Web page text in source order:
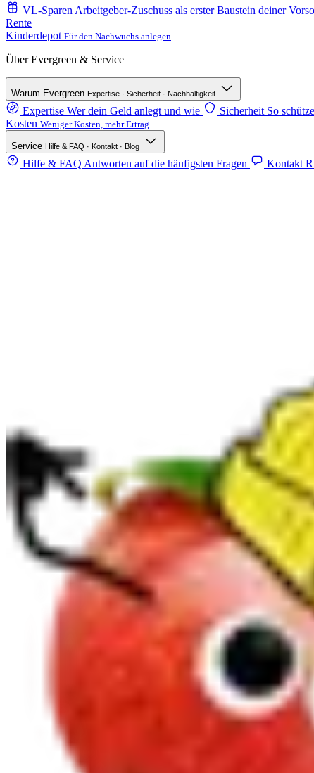
VL-Sparen Arbeitgeber-Zuschuss als erster Baustein deiner
Rente
Kinderdepot Für den Nachwuchs anlegen
Über Evergreen & Service
Warum Evergreen Expertise · Sicherheit · Nachhaltigkeit
Expertise Wer dein Geld anlegt und wie Sicherheit So
Kosten Weniger Kosten, mehr Ertrag
Service Hilfe & FAQ · Kontakt · Blog
Hilfe & FAQ Antworten auf die häufigsten Fragen Kontakt